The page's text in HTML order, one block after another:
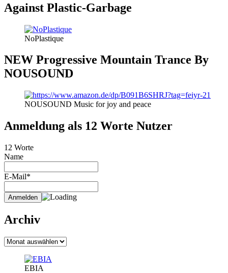
Against Plastic-Garbage
NoPlastique
NEW Progressive Mountain Trance By
NOUSOUND
NOUSOUND Music for joy and peace
Anmeldung als 12 Worte Nutzer
12 Worte
Name
E-Mail*
Archiv
Archiv
EBIA